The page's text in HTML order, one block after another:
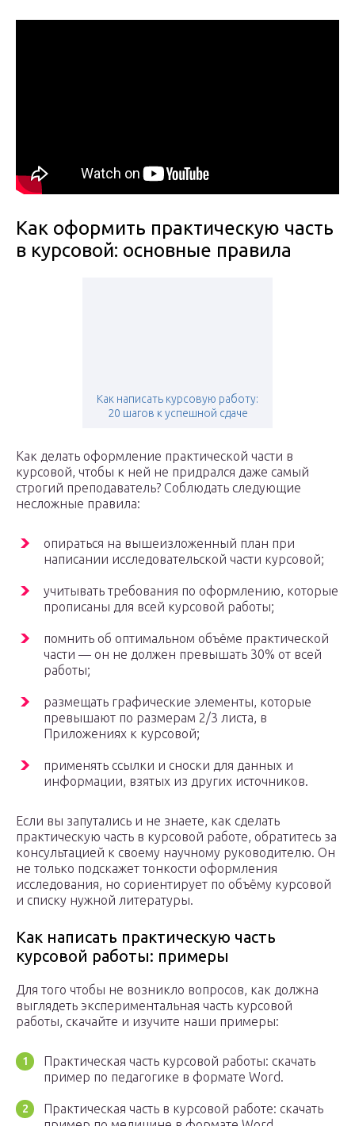
Как оформить практическую часть
в курсовой: основные правила
Как написать курсовую работу:
20 шагов к успешной сдаче
Как делать оформление практической части в
курсовой, чтобы к ней не придрался даже самый
строгий преподаватель? Соблюдать следующие
несложные правила:
опираться на вышеизложенный план при
написании исследовательской части курсовой;
учитывать требования по оформлению, которые
прописаны для всей курсовой работы;
помнить об оптимальном объёме практической
части — он не должен превышать 30% от всей
работы;
размещать графические элементы, которые
превышают по размерам 2/3 листа, в
Приложениях к курсовой;
применять ссылки и сноски для данных и
информации, взятых из других источников.
Если вы запутались и не знаете, как сделать
практическую часть в курсовой работе, обратитесь за
консультацией к своему научному руководителю. Он
не только подскажет тонкости оформления
исследования, но сориентирует по объёму курсовой
и списку нужной литературы.
Как написать практическую часть
курсовой работы: примеры
Для того чтобы не возникло вопросов, как должна
выглядеть экспериментальная часть курсовой
работы, скачайте и изучите наши примеры:
Практическая часть курсовой работы: скачать
пример по педагогике в формате Word.
Практическая часть в курсовой работе: скачать